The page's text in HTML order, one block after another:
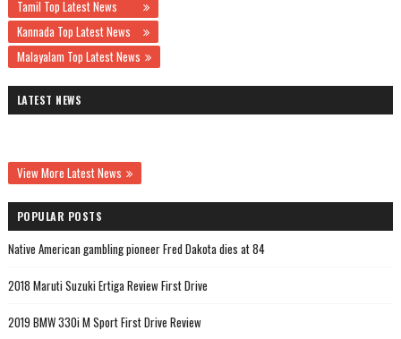
Tamil Top Latest News
Kannada Top Latest News
Malayalam Top Latest News
LATEST NEWS
View More Latest News
POPULAR POSTS
Native American gambling pioneer Fred Dakota dies at 84
2018 Maruti Suzuki Ertiga Review First Drive
2019 BMW 330i M Sport First Drive Review